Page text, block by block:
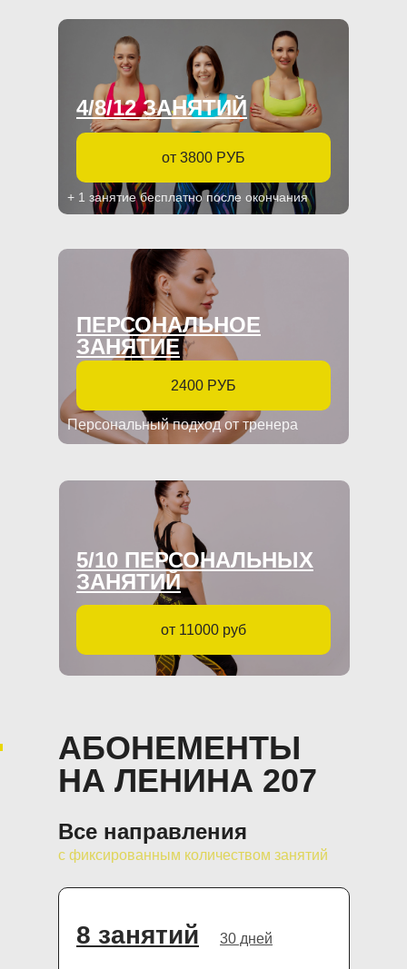
от 11000 руб
5/10 ПЕРСОНАЛЬНЫХ
ЗАНЯТИЙ
2400 РУБ
ПЕРСОНАЛЬНОЕ
ЗАНЯТИЕ
Персональный подход от тренера
от 3800 РУБ
4/8/12 ЗАНЯТИЙ
+ 1 занятие бесплатно после окончания
АБОНЕМЕНТЫ
НА ЛЕНИНА 207
с фиксированным количеством занятий
8 занятий 30 дней
Все направления